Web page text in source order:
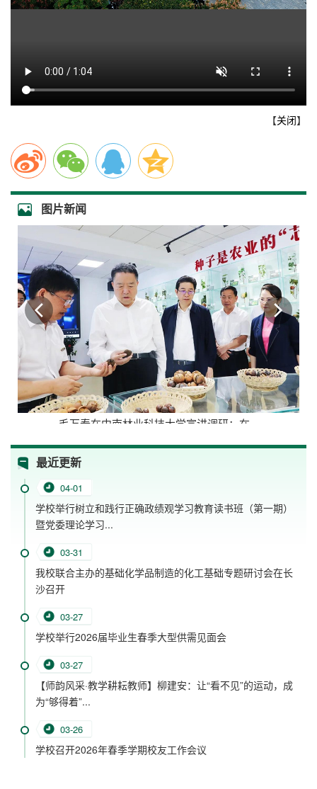
【关闭】
图片新闻
毛万春在中南林业科技大学宣讲调研：在...
最近更新
04-01
学校举行树立和践行正确政绩观学习教育读书班（第一期）
暨党委理论学习...
03-31
我校联合主办的基础化学品制造的化工基础专题研讨会在长
沙召开
03-27
学校举行2026届毕业生春季大型供需见面会
03-27
【师韵风采·教学耕耘教师】柳建安：让“看不见”的运动，成
为“够得着”...
03-26
学校召开2026年春季学期校友工作会议